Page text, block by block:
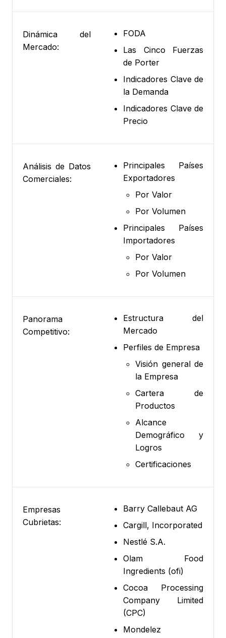
Dinámica del
Mercado:
FODA
Las Cinco Fuerzas
de Porter
Indicadores Clave de
la Demanda
Indicadores Clave de
Precio
Análisis de Datos
Comerciales:
Principales Países
Exportadores
Por Valor
Por Volumen
Principales Países
Importadores
Por Valor
Por Volumen
Panorama
Competitivo:
Estructura del
Mercado
Perfiles de Empresa
Visión general de
la Empresa
Cartera de
Productos
Alcance
Demográfico y
Logros
Certificaciones
Empresas
Cubrietas:
Barry Callebaut AG
Cargill, Incorporated
Nestlé S.A.
Olam Food
Ingredients (ofi)
Cocoa Processing
Company Limited
(CPC)
Mondelez